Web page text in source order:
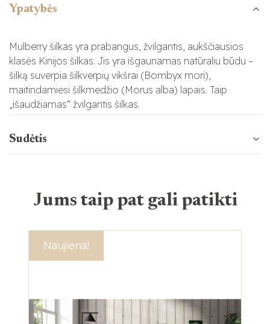
Ypatybės
Mulberry šilkas yra prabangus, žvilgantis, aukščiausios
klasės Kinijos šilkas. Jis yra išgaunamas natūraliu būdu –
šilką suverpia šilkverpių vikšrai (Bombyx mori),
maitindamiesi šilkmedžio (Morus alba) lapais. Taip
„išaudžiamas“ žvilgantis šilkas.
Sudėtis
Jums taip pat gali patikti
Naujiena!